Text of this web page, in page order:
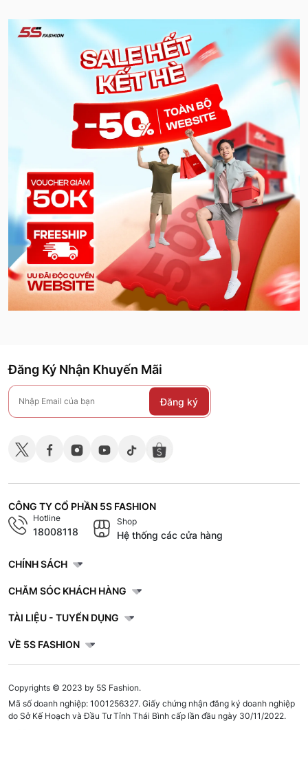
Đăng Ký Nhận Khuyến Mãi
Đăng ký
CÔNG TY CỔ PHẦN 5S FASHION
Hotline
18008118
Shop
Hệ thống các cửa hàng
CHÍNH SÁCH
CHĂM SÓC KHÁCH HÀNG
TÀI LIỆU - TUYỂN DỤNG
VỀ 5S FASHION
Copyrights © 2023 by 5S Fashion.
Mã số doanh nghiệp: 1001256327. Giấy chứng nhận đăng ký doanh nghiệp
do Sở Kế Hoạch và Đầu Tư Tỉnh Thái Bình cấp lần đầu ngày 30/11/2022.